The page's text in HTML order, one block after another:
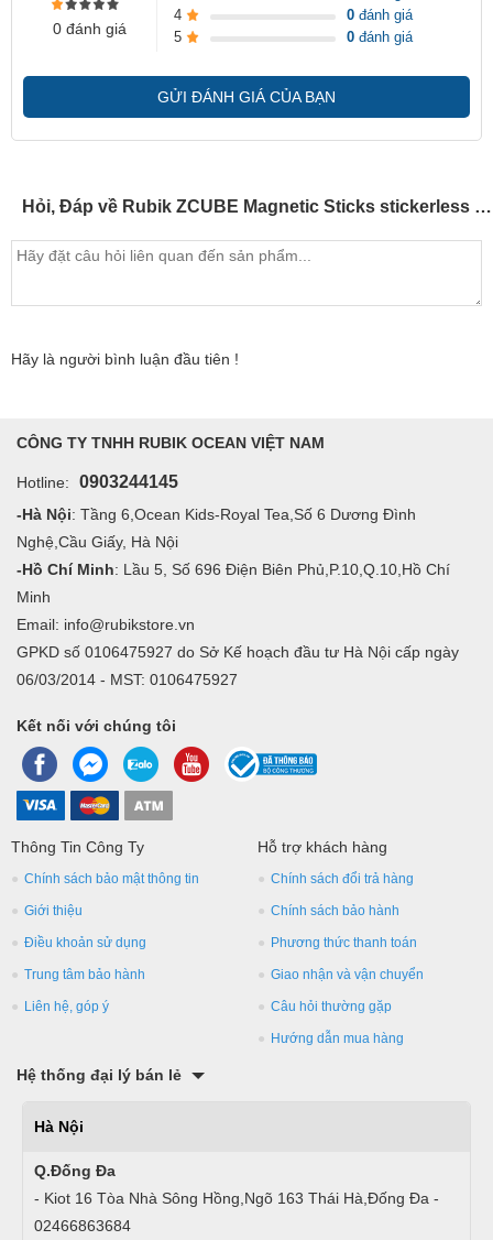
0 đánh giá
4
0 đánh giá
5
0 đánh giá
GỬI ĐÁNH GIÁ CỦA BẠN
Hỏi, Đáp về Rubik ZCUBE Magnetic Sticks stickerless - SP005008
Hãy là người bình luận đầu tiên !
CÔNG TY TNHH RUBIK OCEAN VIỆT NAM
Hotline: 0903244145
-Hà Nội: Tầng 6,Ocean Kids-Royal Tea,Số 6 Dương Đình
Nghệ,Cầu Giấy, Hà Nội
-Hồ Chí Minh: Lầu 5, Số 696 Điện Biên Phủ,P.10,Q.10,Hồ Chí
Minh
Email: info@rubikstore.vn
GPKD số 0106475927 do Sở Kế hoạch đầu tư Hà Nội cấp ngày
06/03/2014 - MST: 0106475927
Kết nối với chúng tôi
Thông Tin Công Ty
Chính sách bảo mật thông tin
Giới thiệu
Điều khoản sử dụng
Trung tâm bảo hành
Liên hệ, góp ý
Hỗ trợ khách hàng
Chính sách đổi trả hàng
Chính sách bảo hành
Phương thức thanh toán
Giao nhận và vận chuyển
Câu hỏi thường gặp
Hướng dẫn mua hàng
Hệ thống đại lý bán lẻ
Hà Nội
Q.Đống Đa
- Kiot 16 Tòa Nhà Sông Hồng,Ngõ 163 Thái Hà,Đống Đa -
02466863684